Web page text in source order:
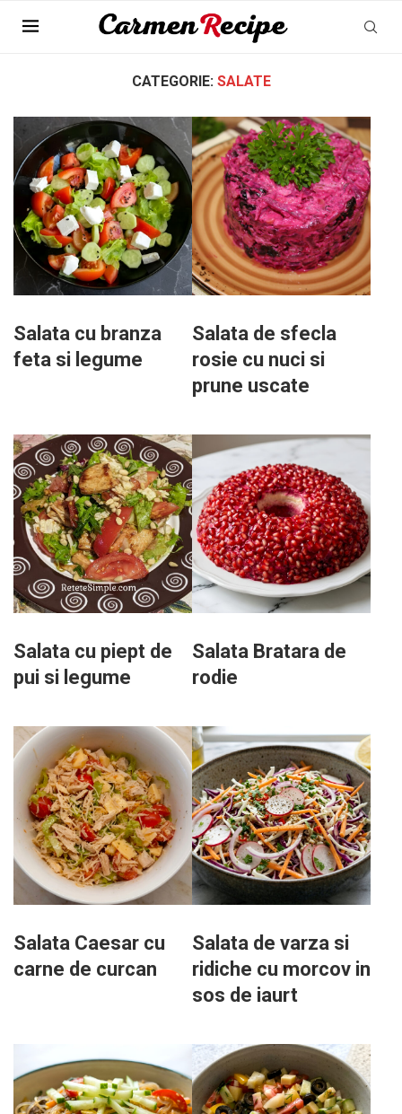
CATEGORIE: SALATE
Salata cu branza
feta si legume
Salata de sfecla
rosie cu nuci si
prune uscate
Salata cu piept de
pui si legume
Salata Bratara de
rodie
Salata Caesar cu
carne de curcan
Salata de varza si
ridiche cu morcov in
sos de iaurt